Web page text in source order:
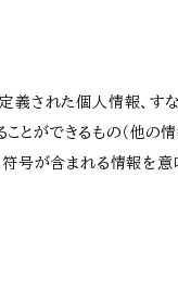
義された個人情報、す
ができるもの（他の
号が含まれる情報を意